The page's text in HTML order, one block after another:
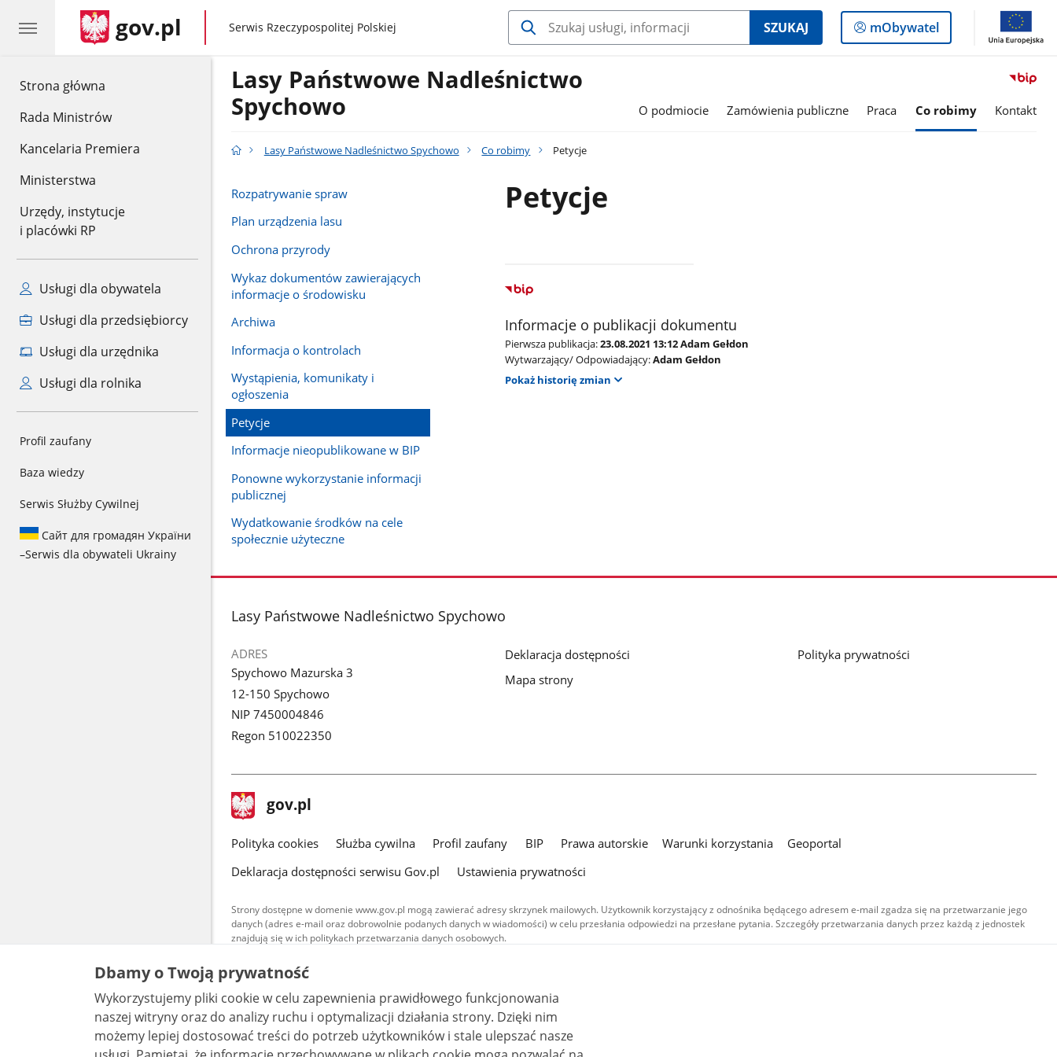
Strona główna
Rada Ministrów
Kancelaria Premiera
Ministerstwa
Urzędy, instytucje
i placówki RP
Usługi dla obywatela
Usługi dla przedsiębiorcy
Usługi dla urzędnika
Usługi dla rolnika
Profil zaufany
Baza wiedzy
Serwis Służby Cywilnej
Сайт для громадян України
–Serwis dla obywateli Ukrainy
gov.pl gov.pl
Serwis Rzeczypospolitej Polskiej SZUKAJ
Logowanie
do
mObywatel
Lasy Państwowe Nadleśnictwo
Spychowo
O podmiocie Zamówienia publiczne Praca Co robimy Kontakt
Lasy Państwowe Nadleśnictwo Spychowo Co robimy Petycje
Rozpatrywanie spraw
Plan urządzenia lasu
Ochrona przyrody
Wykaz dokumentów zawierających
informacje o środowisku
Archiwa
Informacja o kontrolach
Wystąpienia, komunikaty i
ogłoszenia
Petycje
Informacje nieopublikowane w BIP
Ponowne wykorzystanie informacji
publicznej
Wydatkowanie środków na cele
społecznie użyteczne
Petycje
Informacje o publikacji dokumentu
Pierwsza publikacja:23.08.2021 13:12 Adam Gełdon
Wytwarzający/ Odpowiadający:Adam Gełdon
Pokaż historię zmian
stopka
Lasy Państwowe Nadleśnictwo Spychowo
ADRES
Spychowo Mazurska 3
12-150 Spychowo
NIP 7450004846
Regon 510022350
Deklaracja dostępności
Mapa strony
Polityka prywatności
stopka
gov.pl Strona
gov.pl
gov.pl
Polityka cookies Służba cywilna Profil zaufany BIP Prawa autorskie Warunki korzystania
Geoportal
Deklaracja dostępności serwisu Gov.pl
Ustawienia prywatności
Strony dostępne w domenie www.gov.pl mogą zawierać adresy skrzynek mailowych. Użytkownik korzystający z odnośnika będącego adresem e-mail zgadza się na przetwarzanie jego
danych (adres e-mail oraz dobrowolnie podanych danych w wiadomości) w celu przesłania odpowiedzi na przesłane pytania. Szczegóły przetwarzania danych przez każdą z jednostek
znajdują się w ich politykach przetwarzania danych osobowych.
Treści tekstowe publikowane w serwisie (z wyłączeniem treści audiowizualnych), są
udostępniane na licencji typu Creative Commons: uznanie autorstwa - na tych samych
warunkach 4.0 (CC BY-SA 4.0). Materiały audiowizualne, w tym zdjęcia, materiały audio i wideo,
są udostępniane na licencji typu Creative Commons: uznanie autorstwa użycie niekomercyjne -
bez utworów zależnych 4.0 (CC BY-NC-ND 4.0), o ile nie jest to stwierdzone inaczej.
Dbamy o Twoją prywatność
Wykorzystujemy pliki cookie w celu zapewnienia prawidłowego funkcjonowania
naszej witryny oraz do analizy ruchu i optymalizacji działania strony. Dzięki nim
możemy lepiej dostosować treści do potrzeb użytkowników i stale ulepszać nasze